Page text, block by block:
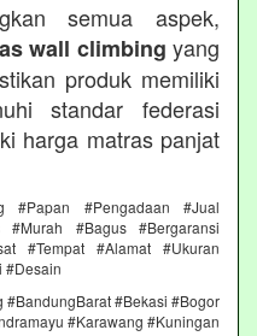
semua aspek,
wall climbing yang
produk memiliki
standar federasi
harga matras panjat
#Papan #Pengadaan #Jual
#Murah #Bagus #Bergaransi
#Tempat #Alamat #Ukuran
#Desain
#Bekasi #Bogor
#Karawang #Kuningan